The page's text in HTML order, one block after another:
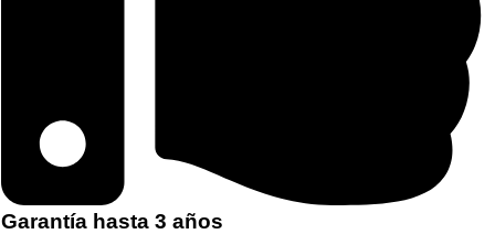
Garantía hasta 3 años